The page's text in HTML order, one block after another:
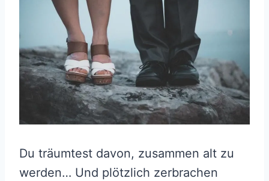
Du träumtest davon, zusammen alt zu
werden… Und plötzlich zerbrachen